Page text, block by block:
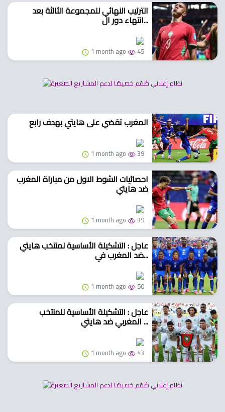
الترتيب النهائي للمجموعة الثالثة بعد
انتهاء دور ال...
1 month ago 45
المغرب تقضي على هايتي بهدف رابع
1 month ago 39
احصائيات الشوط الاول من مباراة المغرب
ضد هايتي
1 month ago 39
عاجل : التشكيلة الأساسية لمنتخب هايتي
ضد المغرب في...
1 month ago 50
عاجل : التشكيلة الأساسية للمنتخب
المغربي ضد هايتي ...
1 month ago 43